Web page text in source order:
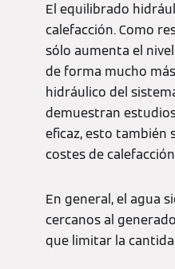
El equilibrado
calefacción. Como
sólo aumenta el
de forma mucho
hidráulico del
demuestran
eficaz, esto también
costes de
En general, el agua
cercanos al
que limitar la